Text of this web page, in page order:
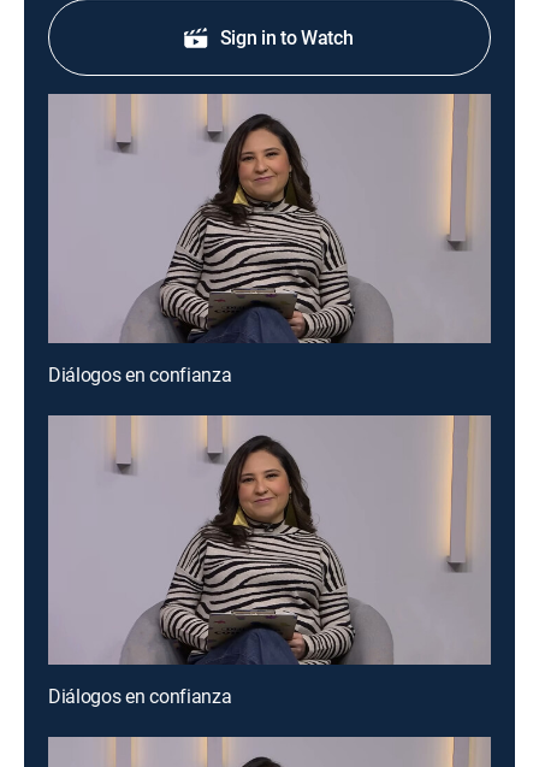
Sign in to Watch
Diálogos en confianza
Diálogos en confianza